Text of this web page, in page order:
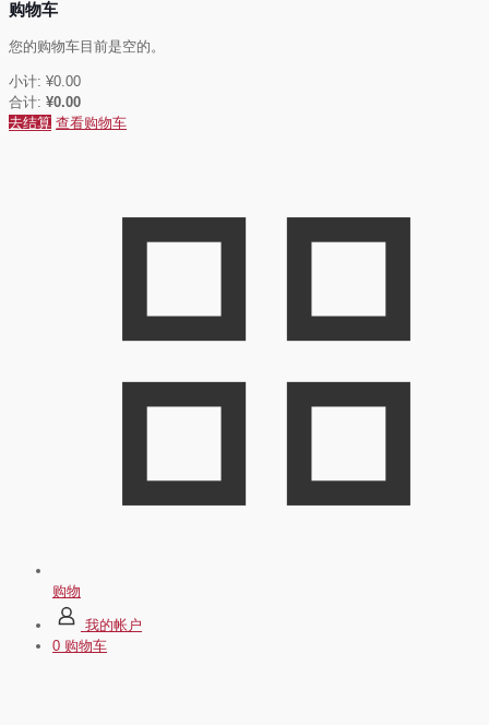
购物车
您的购物车目前是空的。
小计: ¥0.00
合计: ¥0.00
去结算 查看购物车
购物
我的帐户
0 购物车